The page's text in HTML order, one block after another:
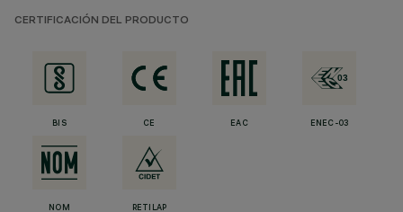
CERTIFICACIÓN DEL PRODUCTO
BIS CE EAC ENEC-03
NOM RETILAP